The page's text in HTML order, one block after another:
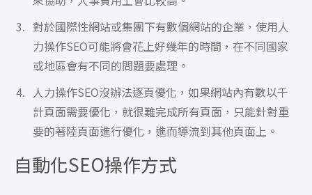
對於國際性網站或集團下有數個網站的企業，使用人
力操作SEO可能將會花上好幾年的時間，在不同國家
或地區會有不同的問題要處理。
人力操作SEO沒辦法逐頁優化，如果網站內有數以千
計頁面需要優化，就很難完成所有頁面，只能針對重
要的著陸頁面進行優化，進而導流到其他頁面上。
自動化SEO操作方式